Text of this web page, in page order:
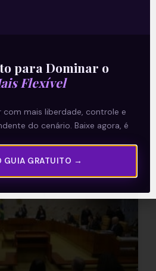
E EU COM ISSO
para Dominar o
Flexível
mais liberdade, controle e
do cenário. Baixe agora, é
GUIA GRATUITO →